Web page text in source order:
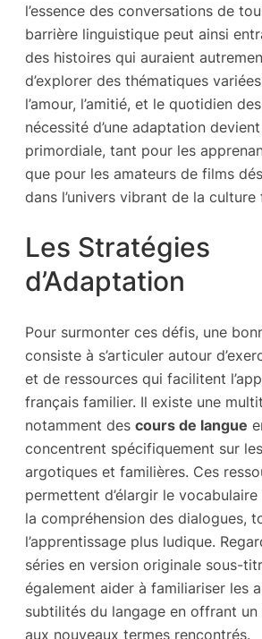
l’essence des conversations de
barrière linguistique peut ainsi
des histoires qui auraient
d’explorer des thématiques
l’amour, l’amitié, et le quotidien
nécessité d’une adaptation
primordiale, tant pour les
que pour les amateurs de films
dans l’univers vibrant de la culture
Les Stratégies
d’Adaptation
Pour surmonter ces défis, une
consiste à s’articuler autour
et de ressources qui facilitent
français familier. Il existe une
notamment des cours de langue
concentrent spécifiquement sur
argotiques et familières. Ces
permettent d’élargir le
la compréhension des dialogues,
l’apprentissage plus ludique.
séries en version originale sous-
également aider à familiariser les
subtilités du langage en offrant
aux nouveaux termes rencontrés.